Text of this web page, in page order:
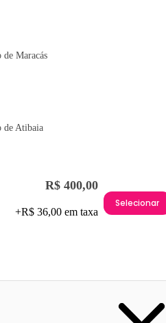
Maracás
de Atibaia
R$ 400,00
+R$ 36,00 em taxa
Selecionar